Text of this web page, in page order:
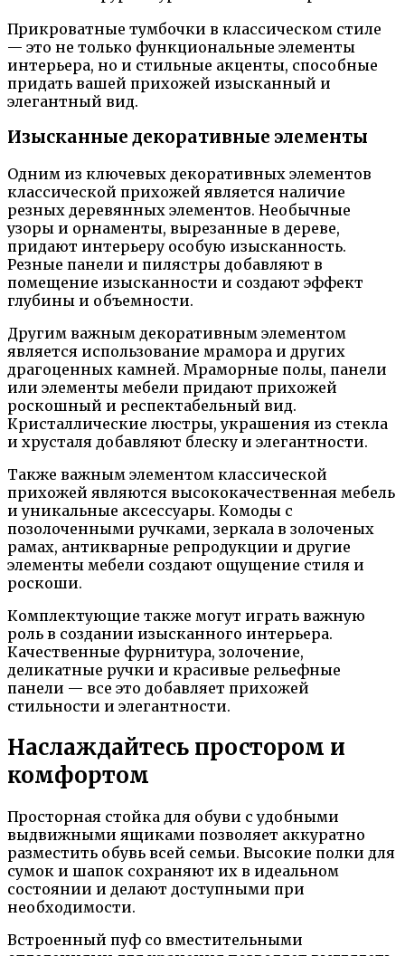
Прикроватные тумбочки в классическом стиле
— это не только функциональные элементы
интерьера, но и стильные акценты, способные
придать вашей прихожей изысканный и
элегантный вид.
Изысканные декоративные элементы
Одним из ключевых декоративных элементов
классической прихожей является наличие
резных деревянных элементов. Необычные
узоры и орнаменты, вырезанные в дереве,
придают интерьеру особую изысканность.
Резные панели и пилястры добавляют в
помещение изысканности и создают эффект
глубины и объемности.
Другим важным декоративным элементом
является использование мрамора и других
драгоценных камней. Мраморные полы, панели
или элементы мебели придают прихожей
роскошный и респектабельный вид.
Кристаллические люстры, украшения из стекла
и хрусталя добавляют блеску и элегантности.
Также важным элементом классической
прихожей являются высококачественная мебель
и уникальные аксессуары. Комоды с
позолоченными ручками, зеркала в золоченых
рамах, антикварные репродукции и другие
элементы мебели создают ощущение стиля и
роскоши.
Комплектующие также могут играть важную
роль в создании изысканного интерьера.
Качественные фурнитура, золочение,
деликатные ручки и красивые рельефные
панели — все это добавляет прихожей
стильности и элегантности.
Наслаждайтесь простором и
комфортом
Просторная стойка для обуви с удобными
выдвижными ящиками позволяет аккуратно
разместить обувь всей семьи. Высокие полки для
сумок и шапок сохраняют их в идеальном
состоянии и делают доступными при
необходимости.
Встроенный пуф со вместительными